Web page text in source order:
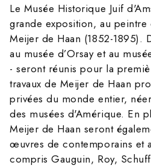
Le Musée Historique Juif
grande exposition, au peintre
Meijer de Haan (1852-1895).
au musée d’Orsay et au
- seront réunis pour la
travaux de Meijer de Haan
privées du monde entier,
des musées d'Amérique. En
Meijer de Haan seront
œuvres de contemporains et
compris Gauguin, Roy,